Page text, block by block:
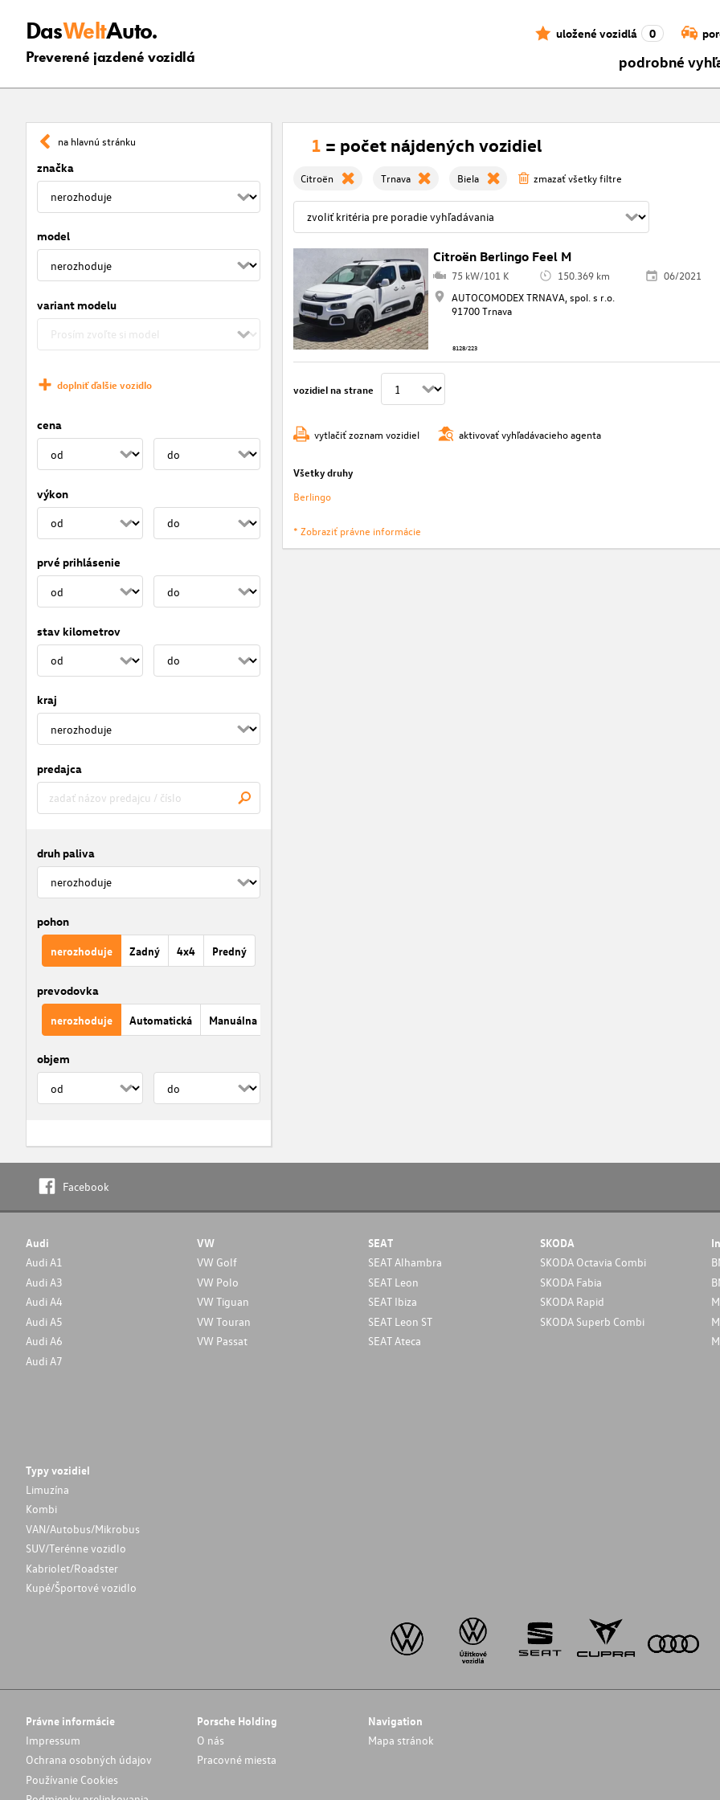
DasWeltAuto.
Preverené jazdené vozidlá
uložené vozidlá 0
podrobné
na hlavnú stránku
značka
model
variant modelu
doplniť ďalšie vozidlo
cena
výkon
prvé prihlásenie
stav kilometrov
kraj
predajca
druh paliva
pohon
nerozhoduje Zadný 4x4 Predný
prevodovka
nerozhoduje Automatická Manuálna
objem
1 = počet nájdených vozidiel
Citroën Trnava Biela zmazať všetky filtre
Citroën Berlingo Feel M
75 kW/101 K 150.369 km
06/2021
AUTOCOMODEX TRNAVA, spol. s r.o.
91700 Trnava
8128/223
vozidiel na strane
vytlačiť zoznam vozidiel aktivovať vyhľadávacieho agenta
Všetky druhy
Berlingo
* Zobraziť právne informácie
Facebook
Audi
Audi A1
Audi A3
Audi A4
Audi A5
Audi A6
Audi A7
VW
VW Golf
VW Polo
VW Tiguan
VW Touran
VW Passat
SEAT
SEAT Alhambra
SEAT Leon
SEAT Ibiza
SEAT Leon ST
SEAT Ateca
SKODA
SKODA Octavia Combi
SKODA Fabia
SKODA Rapid
SKODA Superb Combi
Typy vozidiel
Limuzína
Kombi
VAN/Autobus/Mikrobus
SUV/Terénne vozidlo
Kabriolet/Roadster
Kupé/Športové vozidlo
Právne informácie
Impressum
Ochrana osobných údajov
Používanie Cookies
Porsche Holding
O nás
Pracovné miesta
Navigation
Mapa stránok